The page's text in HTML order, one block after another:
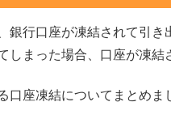
銀行口座が凍結されて引
しまった場合、口座が凍
口座凍結についてまとめま